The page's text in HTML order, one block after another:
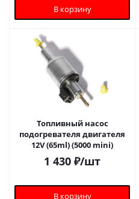
В корзину
Топливный насос
подогревателя двигателя
12V (65ml) (5000 mini)
1 430 ₽/шт
В корзину